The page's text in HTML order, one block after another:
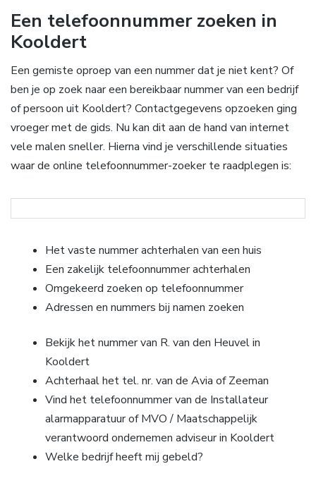
Een telefoonnummer zoeken in
Kooldert
Een gemiste oproep van een nummer dat je niet kent? Of
ben je op zoek naar een bereikbaar nummer van een bedrijf
of persoon uit Kooldert? Contactgegevens opzoeken ging
vroeger met de gids. Nu kan dit aan de hand van internet
vele malen sneller. Hierna vind je verschillende situaties
waar de online telefoonnummer-zoeker te raadplegen is:
Het vaste nummer achterhalen van een huis
Een zakelijk telefoonnummer achterhalen
Omgekeerd zoeken op telefoonnummer
Adressen en nummers bij namen zoeken
Bekijk het nummer van R. van den Heuvel in
Kooldert
Achterhaal het tel. nr. van de Avia of Zeeman
Vind het telefoonnummer van de Installateur
alarmapparatuur of MVO / Maatschappelijk
verantwoord ondernemen adviseur in Kooldert
Welke bedrijf heeft mij gebeld?